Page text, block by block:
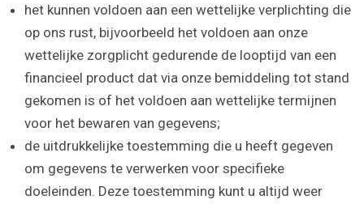
het kunnen voldoen aan een wettelijke verplichting die
op ons rust, bijvoorbeeld het voldoen aan onze
wettelijke zorgplicht gedurende de looptijd van een
financieel product dat via onze bemiddeling tot stand
gekomen is of het voldoen aan wettelijke termijnen
voor het bewaren van gegevens;
de uitdrukkelijke toestemming die u heeft gegeven
om gegevens te verwerken voor specifieke
doeleinden. Deze toestemming kunt u altijd weer